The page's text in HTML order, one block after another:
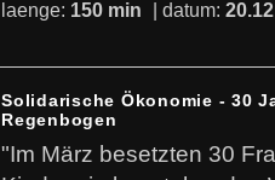
laenge: 150 min | datum:
Solidarische Ökonomie - 30
Regenbogen
"Im März besetzten 30